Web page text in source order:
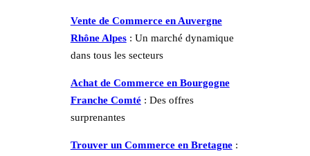
Vente de Commerce en Auvergne
Rhône Alpes : Un marché dynamique
dans tous les secteurs
Achat de Commerce en Bourgogne
Franche Comté : Des offres
surprenantes
Trouver un Commerce en Bretagne :